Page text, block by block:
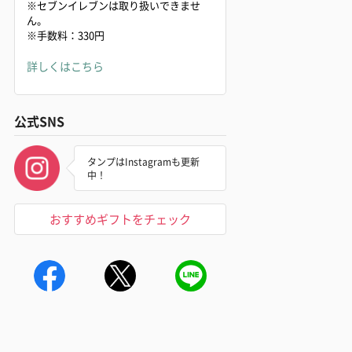
※セブンイレブンは取り扱いできませ
ん。
※手数料：330円
詳しくはこちら
公式SNS
タンプはInstagramも更新
中！
おすすめギフトをチェック